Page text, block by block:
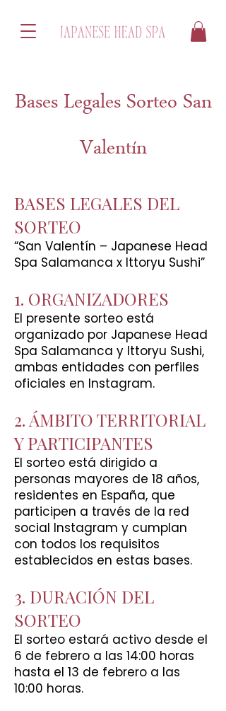
Bases Legales Sorteo San
Valentín
BASES LEGALES DEL
SORTEO
“San Valentín – Japanese Head
Spa Salamanca x Ittoryu Sushi”
1. ORGANIZADORES
El presente sorteo está
organizado por Japanese Head
Spa Salamanca y Ittoryu Sushi,
ambas entidades con perfiles
oficiales en Instagram.
2. ÁMBITO TERRITORIAL
Y PARTICIPANTES
El sorteo está dirigido a
personas mayores de 18 años,
residentes en España, que
participen a través de la red
social Instagram y cumplan
con todos los requisitos
establecidos en estas bases.
3. DURACIÓN DEL
SORTEO
El sorteo estará activo desde el
6 de febrero a las 14:00 horas
hasta el 13 de febrero a las
10:00 horas.